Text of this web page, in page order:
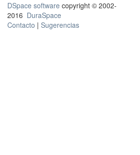
DSpace software copyright © 2002-
2016 DuraSpace
Contacto | Sugerencias